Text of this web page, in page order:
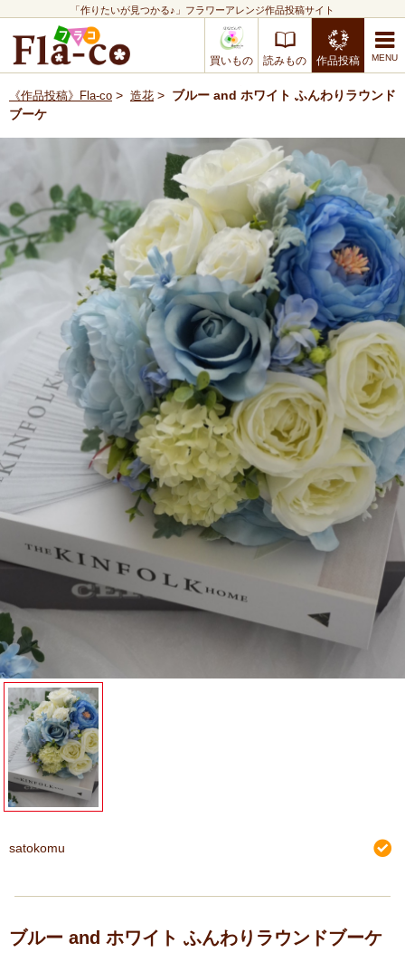
「作りたいが見つかる♪」フラワーアレンジ作品投稿サイト
買いもの 読みもの 作品投稿
《作品投稿》Fla-co > 造花 > ブルー and ホワイト ふんわりラウンド
ブーケ
satokomu
ブルー and ホワイト ふんわりラウンドブーケ